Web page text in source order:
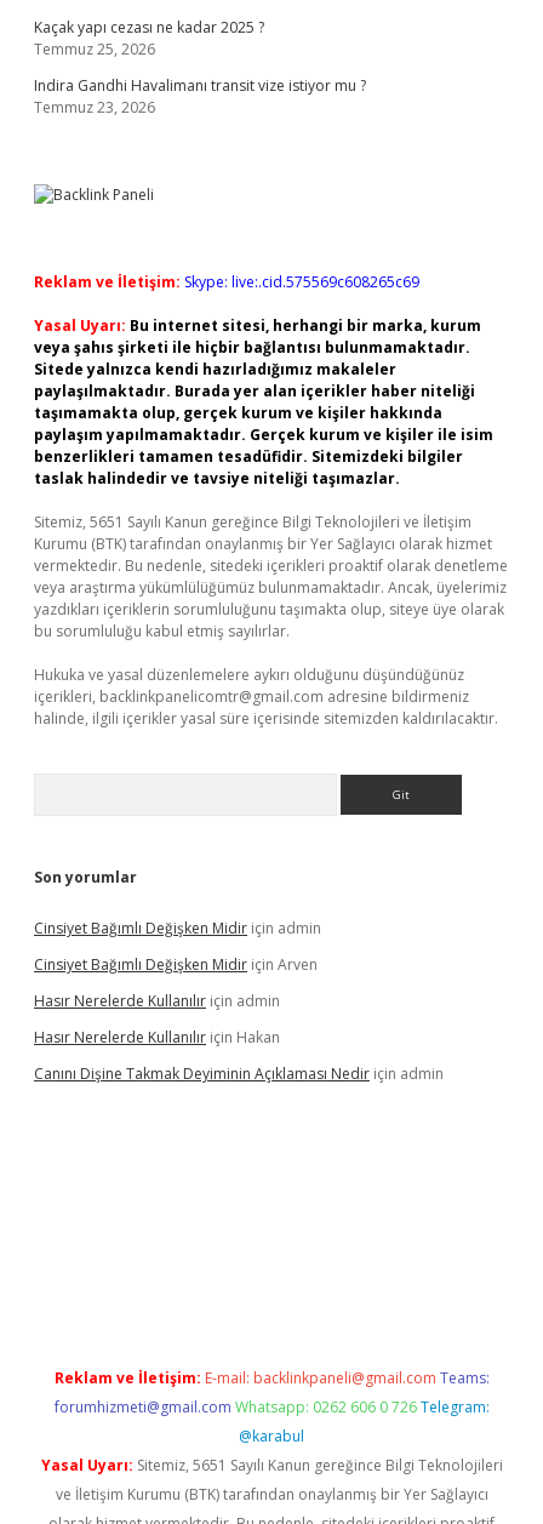
Kaçak yapı cezası ne kadar 2025 ?
Temmuz 25, 2026
Indira Gandhi Havalimanı transit vize istiyor mu ?
Temmuz 23, 2026
Reklam ve İletişim: Skype: live:.cid.575569c608265c69
Yasal Uyarı: Bu internet sitesi, herhangi bir marka, kurum
veya şahıs şirketi ile hiçbir bağlantısı bulunmamaktadır.
Sitede yalnızca kendi hazırladığımız makaleler
paylaşılmaktadır. Burada yer alan içerikler haber niteliği
taşımamakta olup, gerçek kurum ve kişiler hakkında
paylaşım yapılmamaktadır. Gerçek kurum ve kişiler ile isim
benzerlikleri tamamen tesadüfidir. Sitemizdeki bilgiler
taslak halindedir ve tavsiye niteliği taşımazlar.
Sitemiz, 5651 Sayılı Kanun gereğince Bilgi Teknolojileri ve İletişim
Kurumu (BTK) tarafından onaylanmış bir Yer Sağlayıcı olarak hizmet
vermektedir. Bu nedenle, sitedeki içerikleri proaktif olarak denetleme
veya araştırma yükümlülüğümüz bulunmamaktadır. Ancak, üyelerimiz
yazdıkları içeriklerin sorumluluğunu taşımakta olup, siteye üye olarak
bu sorumluluğu kabul etmiş sayılırlar.
Hukuka ve yasal düzenlemelere aykırı olduğunu düşündüğünüz
içerikleri, backlinkpanelicomtr@gmail.com adresine bildirmeniz
halinde, ilgili içerikler yasal süre içerisinde sitemizden kaldırılacaktır.
Son yorumlar
Cinsiyet Bağımlı Değişken Midir için admin
Cinsiyet Bağımlı Değişken Midir için Arven
Hasır Nerelerde Kullanılır için admin
Hasır Nerelerde Kullanılır için Hakan
Canını Dişine Takmak Deyiminin Açıklaması Nedir için admin
Reklam ve İletişim: E-mail: backlinkpaneli@gmail.com Teams:
forumhizmeti@gmail.com Whatsapp: 0262 606 0 726 Telegram:
@karabul
Yasal Uyarı: Sitemiz, 5651 Sayılı Kanun gereğince Bilgi Teknolojileri
ve İletişim Kurumu (BTK) tarafından onaylanmış bir Yer Sağlayıcı